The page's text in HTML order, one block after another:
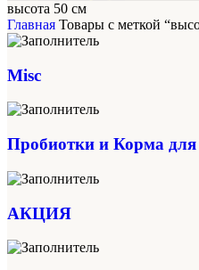
высота 50 см
Главная Товары с меткой
Misc
Пробиотки и Корма
АКЦИЯ